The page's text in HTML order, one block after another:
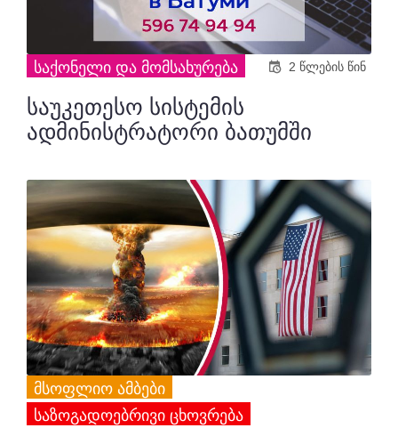
ᲡᲐᲥᲝᲜᲔᲚᲘ ᲓᲐ ᲛᲝᲛᲡᲐᲮᲣᲠᲔᲑᲐ 2 წლების წინ
საუკეთესო სისტემის
ადმინისტრატორი ბათუმში
ᲛᲡᲝᲤᲚᲘᲝ ᲐᲛᲑᲔᲑᲘ
ᲡᲐᲖᲝᲒᲐᲓᲝᲔᲑᲠᲘᲕᲘ ᲪᲮᲝᲕᲠᲔᲑᲐ